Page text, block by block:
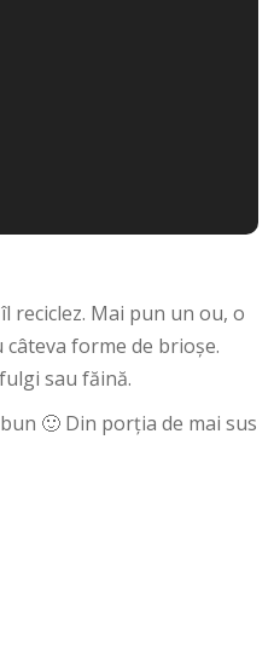
reciclez. Mai pun un ou, o
forme de brioșe.
sau făină.
🙂 Din porția de mai sus